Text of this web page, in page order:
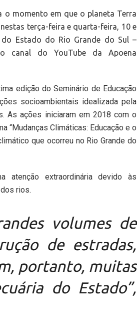
o momento em que o planeta Terra
terça-feira e quarta-feira, 10 e
Estado do Rio Grande do Sul –
canal do YouTube da Apoena
edição do Seminário de Educação
socioambientais idealizada pela
As ações iniciaram em 2018 com o
“Mudanças Climáticas: Educação e o
que ocorreu no Rio Grande do
extraordinária devido às
rios.
volumes de
de estradas,
portanto, muitas
do Estado”,